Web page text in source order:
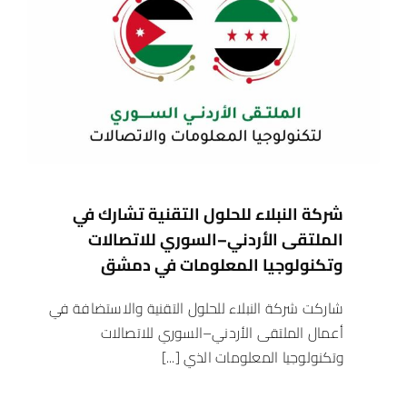
شركة النبلاء للحلول التقنية تشارك في
الملتقى الأردني–السوري للاتصالات
وتكنولوجيا المعلومات في دمشق
شاركت شركة النبلاء للحلول التقنية والاستضافة في
أعمال الملتقى الأردني–السوري للاتصالات
وتكنولوجيا المعلومات الذي [...]